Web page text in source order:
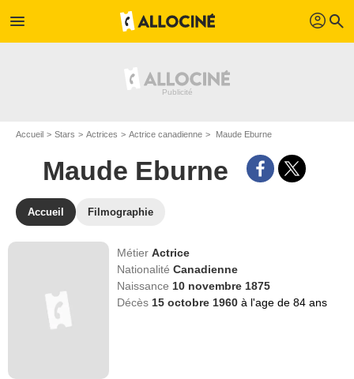
menu profil search
Accueil Stars Actrices Actrice canadienne Maude Eburne
Maude Eburne
Accueil Filmographie
MétierActrice
NationalitéCanadienne
Naissance 10 novembre 1875
Décès 15 octobre 1960à l'age de 84 ans